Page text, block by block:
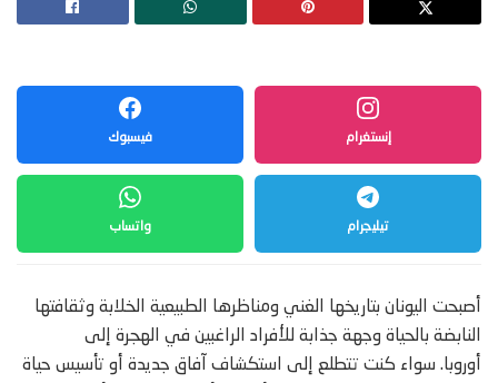
فيسبوك إنستغرام
واتساب تيليجرام
أصبحت اليونان بتاريخها الغني ومناظرها الطبيعية الخلابة وثقافتها
النابضة بالحياة وجهة جذابة للأفراد الراغبين في الهجرة إلى
أوروبا. سواء كنت تتطلع إلى استكشاف آفاق جديدة أو تأسيس حياة